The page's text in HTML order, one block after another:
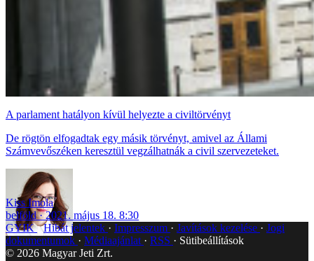
A parlament hatályon kívül helyezte a civiltörvényt
De rögtön elfogadtak egy másik törvényt, amivel az Állami
Számvevőszéken keresztül vegzálhatnák a civil szervezeteket.
Kiss Imola
belföld
2021. május 18. 8:30
GYIK Hibát jelentek Impresszum Javítások kezelése
Jogi
dokumentumok
Médiaajánlat RSS
Sütibeállítások
© 2026 Magyar Jeti Zrt.